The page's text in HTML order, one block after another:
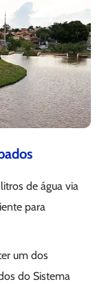
de água via
para
um dos
do Sistema